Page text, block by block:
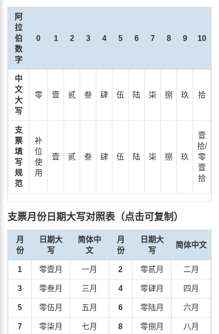
阿
拉
伯
数
字
0 1 2 3 4 5 6 7 8 9 10
中
文
大
写
零 壹 贰 叁 肆 伍 陆 柒 捌 玖 拾
支
票
填
写
规
范
补
位
使
用
壹 贰 叁 肆 伍 陆 柒 捌 玖
壹
拾/
零
壹
拾
支票月份日期大写对照表（点击可复制）
月
份
日期大
写
简体中
文
月
份
日期大
写
简体中文
1 零壹月 一月 2 零贰月 二月
3 零叁月 三月 4 零肆月 四月
5 零伍月 五月 6 零陆月 六月
7 零柒月 七月 8 零捌月 八月